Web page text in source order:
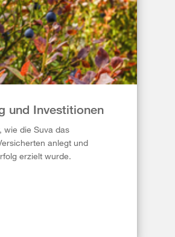
und Investitionen
wie die Suva das
anlegt und
erzielt wurde.